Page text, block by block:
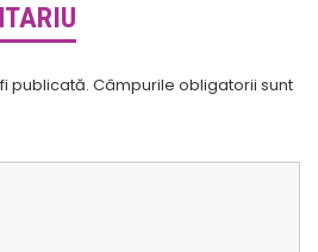
publicată. Câmpurile obligatorii sunt